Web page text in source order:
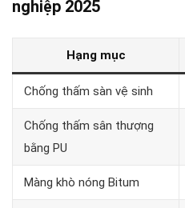
nghiệp 2025
Hạng mục
Chống thấm sàn vệ sinh
Chống thấm sân thượng
bằng PU
Màng khò nóng Bitum